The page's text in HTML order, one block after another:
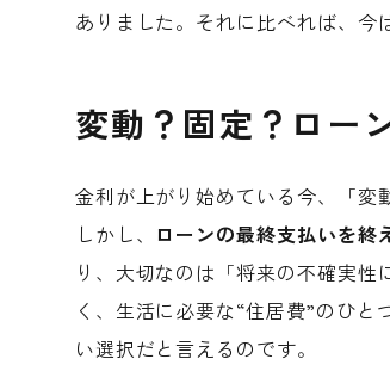
ありました。それに比べれば、今
変動？固定？ロー
金利が上がり始めている今、「変
しかし、 ローンの最終支払いを終
り、大切なのは「将来の不確実
く、生活に必要な“住居費”のひ
い選択だと言えるのです。